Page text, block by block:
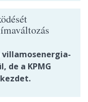
de a KPMG